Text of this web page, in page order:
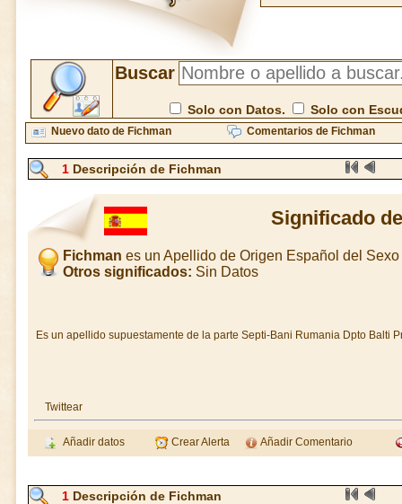
Buscar
Solo con Datos. Solo con
Nuevo dato de Fichman Comentarios de Fichman
1 Descripción de Fichman
Significado
Fichman es un Apellido de Origen Español del
Otros significados: Sin Datos
Es un apellido supuestamente de la parte Septi-Bani Rumania Dpto Balti
Twittear
Añadir datos Crear Alerta Añadir Comentario
1 Descripción de Fichman